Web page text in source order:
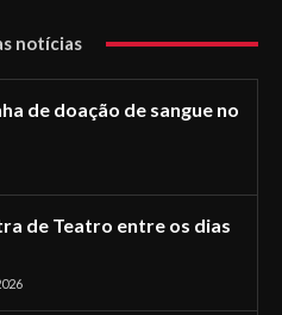
notícias
de doação de sangue no
de Teatro entre os dias